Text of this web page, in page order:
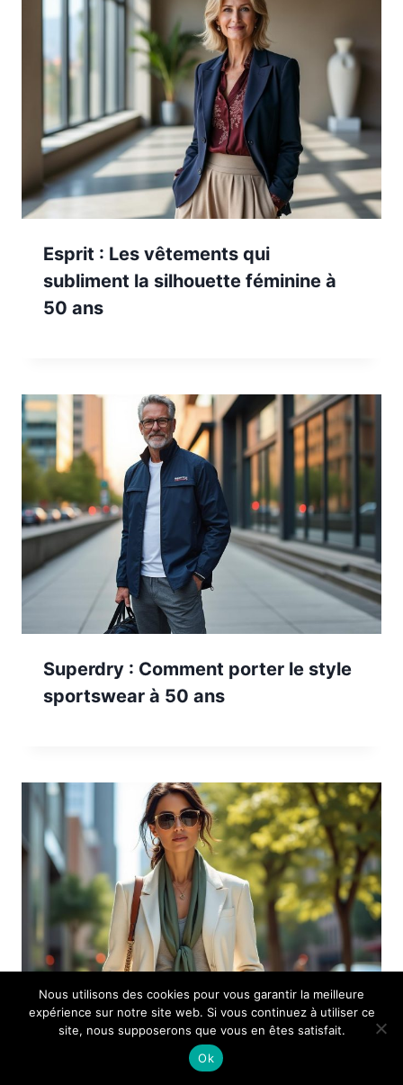
Esprit : Les vêtements qui
subliment la silhouette féminine à
50 ans
Superdry : Comment porter le style
sportswear à 50 ans
Ba&sh : Comment choisir des
Nous utilisons des cookies pour vous garantir la meilleure
expérience sur notre site web. Si vous continuez à utiliser ce
site, nous supposerons que vous en êtes satisfait.
Ok